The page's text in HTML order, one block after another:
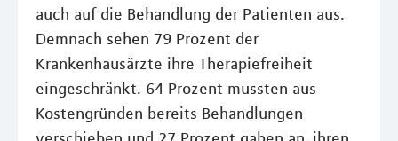
auch auf die Behandlung der Patienten aus.
Demnach sehen 79 Prozent der
Krankenhausärzte ihre Therapiefreiheit
eingeschränkt. 64 Prozent mussten aus
Kostengründen bereits Behandlungen